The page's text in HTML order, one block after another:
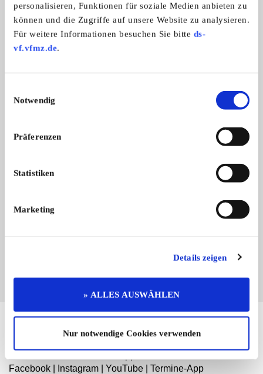
personalisieren, Funktionen für soziale Medien anbieten zu
können und die Zugriffe auf unsere Website zu analysieren.
Für weitere Informationen besuchen Sie bitte ds-
vf.vfmz.de.
Notwendig
Präferenzen
Statistiken
Marketing
Details zeigen
» ALLES AUSWÄHLEN
Nur notwendige Cookies verwenden
Panini Radente - Fiat 500 Berlin
Sie vertreten dieses Unternehmen? Übernehmen Sie
ergänzen und für sich zu nutzen:
Facebook
Instagram YouTube Termine-App